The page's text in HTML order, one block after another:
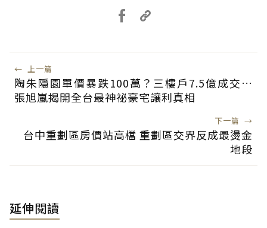
← 上一篇
陶朱隱園單價暴跌100萬？三樓戶7.5億成交…
張旭嵐揭開全台最神祕豪宅讓利真相
下一篇 →
台中重劃區房價站高檔 重劃區交界反成最燙金
地段
延伸閱讀